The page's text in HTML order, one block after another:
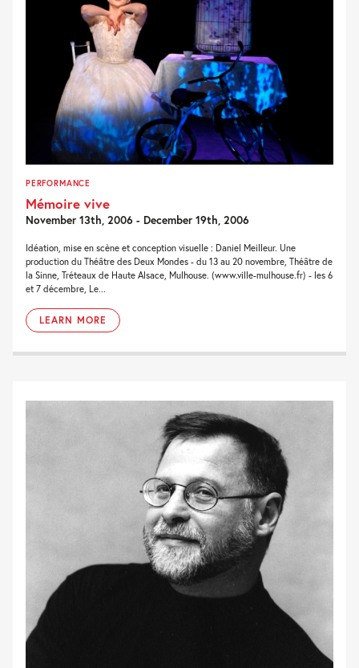
PERFORMANCE
Mémoire vive
November 13th, 2006 - December 19th, 2006
Idéation, mise en scène et conception visuelle : Daniel Meilleur. Une
production du Théâtre des Deux Mondes - du 13 au 20 novembre, Théâtre de
la Sinne, Tréteaux de Haute Alsace, Mulhouse. (www.ville-mulhouse.fr) - les 6
et 7 décembre, Le...
LEARN MORE